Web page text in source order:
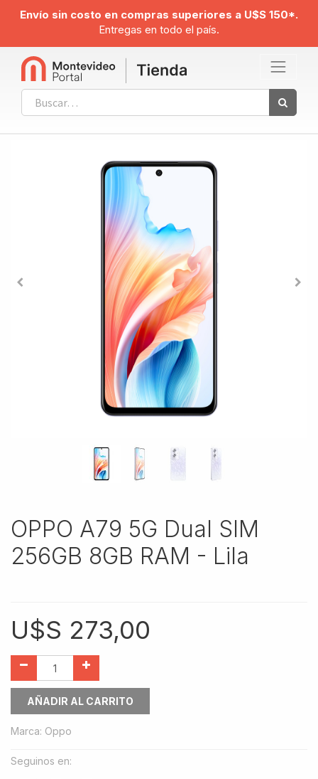
Envío sin costo en compras superiores a U$S 150*.
Entregas en todo el país.
OPPO A79 5G Dual SIM
256GB 8GB RAM - Lila
U$S 273,00
AÑADIR AL CARRITO
Marca: Oppo
Seguinos en: